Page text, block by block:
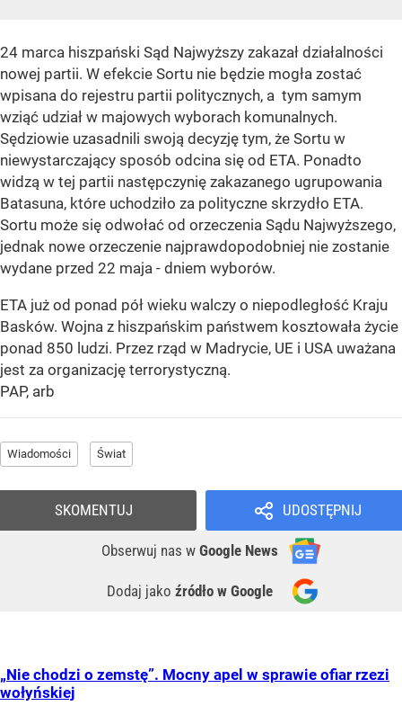
24 marca hiszpański Sąd Najwyższy zakazał działalności
nowej partii. W efekcie Sortu nie będzie mogła zostać
wpisana do rejestru partii politycznych, a tym samym
wziąć udział w majowych wyborach komunalnych.
Sędziowie uzasadnili swoją decyzję tym, że Sortu w
niewystarczający sposób odcina się od ETA. Ponadto
widzą w tej partii następczynię zakazanego ugrupowania
Batasuna, które uchodziło za polityczne skrzydło ETA.
Sortu może się odwołać od orzeczenia Sądu Najwyższego,
jednak nowe orzeczenie najprawdopodobniej nie zostanie
wydane przed 22 maja - dniem wyborów.
ETA już od ponad pół wieku walczy o niepodległość Kraju
Basków. Wojna z hiszpańskim państwem kosztowała życie
ponad 850 ludzi. Przez rząd w Madrycie, UE i USA uważana
jest za organizację terrorystyczną.
PAP, arb
Wiadomości Świat
UDOSTĘPNIJ
Obserwuj nas w Google News
Dodaj jako źródło w Google
SKOMENTUJ
„Nie chodzi o zemstę”. Mocny apel w sprawie ofiar rzezi
wołyńskiej